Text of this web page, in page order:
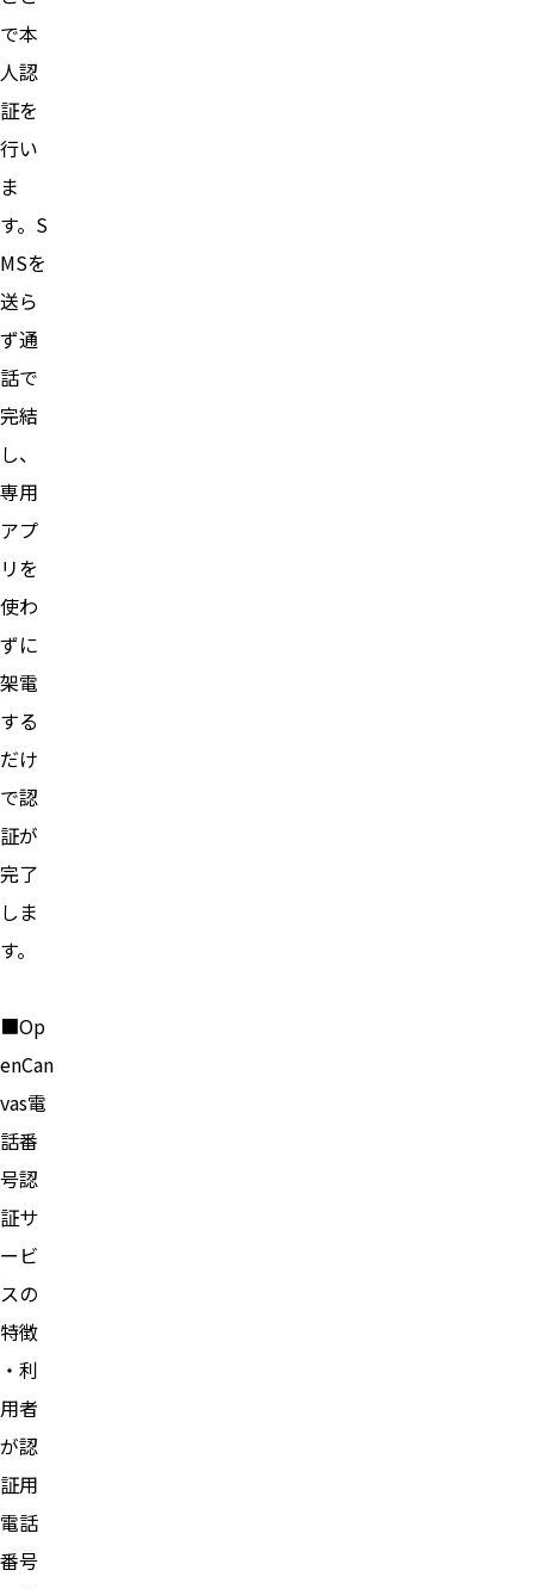
で本
人認
証を
行い
ま
す。S
MSを
送ら
ず通
話で
完結
し、
専用
アプ
リを
使わ
ずに
架電
する
だけ
で認
証が
完了
しま
す。
■Op
enCan
vas電
話番
号認
証サ
ービ
スの
特徴
・利
用者
が認
証用
電話
番号